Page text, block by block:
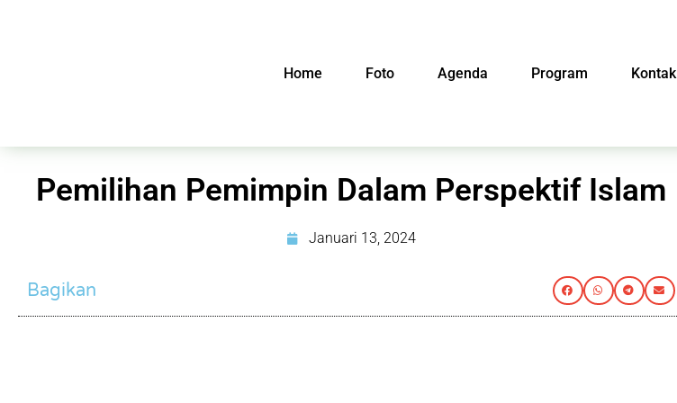
Home Foto Agenda Program Kontak
Pemilihan Pemimpin Dalam Perspektif Islam
Januari 13, 2024
Bagikan